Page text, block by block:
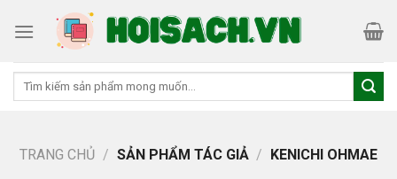
Tìm
TRANG CHỦ / SẢN PHẨM TÁC GIẢ / KENICHI OHMAE